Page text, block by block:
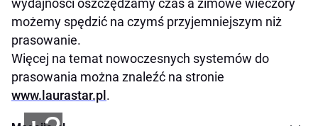
wydajności oszczędzamy czas a zimowe wieczory
możemy spędzić na czymś przyjemniejszym niż
prasowanie.
Więcej na temat nowoczesnych systemów do
prasowania można znaleźć na stronie
www.laurastar.pl .